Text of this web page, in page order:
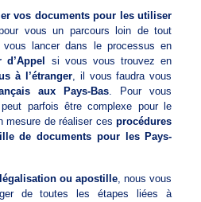
vos documents pour les utiliser
vous un parcours loin de tout
lancer dans le processus en
d’Appel
si vous vous trouvez en
à l’étranger, il vous faudra vous
aux Pays-Bas. Pour vous
parfois être complexe pour le
mesure de réaliser cesprocédures
de documents pour les Pays-
ou apostille, nous vous
de toutes les étapes liées à